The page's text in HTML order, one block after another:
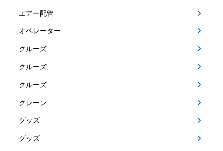
エアー配管
オペレーター
クルーズ
クルーズ
クルーズ
クレーン
グッズ
グッズ